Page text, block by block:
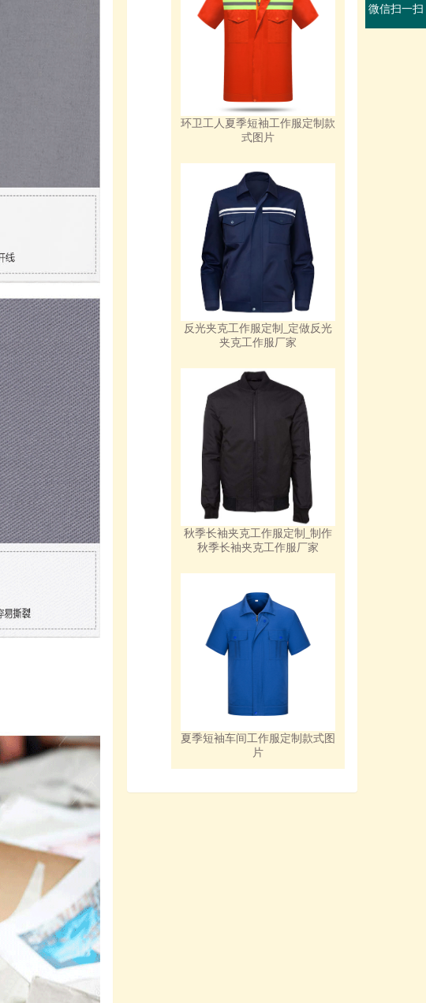
环卫工人夏季短袖工作服定制款
式图片
反光夹克工作服定制_定做反光
夹克工作服厂家
秋季长袖夹克工作服定制_制作
秋季长袖夹克工作服厂家
夏季短袖车间工作服定制款式图
片
微信扫一扫